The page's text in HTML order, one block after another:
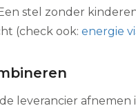
stel zonder
(check ook: energie
leverancier